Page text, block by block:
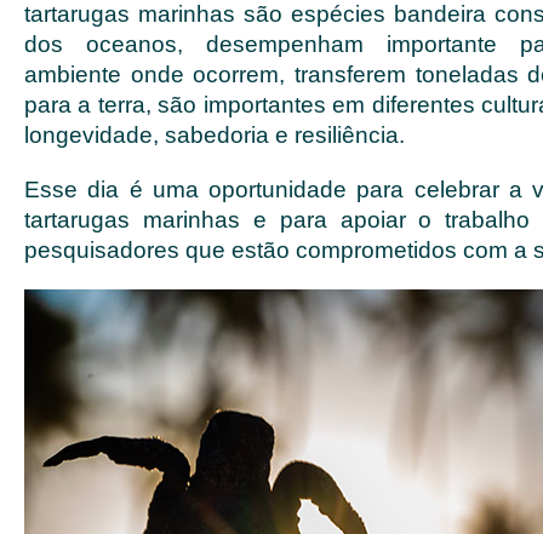
tartarugas marinhas são espécies bandeira
dos oceanos, desempenham importante
ambiente onde ocorrem, transferem toneladas
para a terra, são importantes em diferentes
longevidade, sabedoria e resiliência.
Esse dia é uma oportunidade para celebrar a
tartarugas marinhas e para apoiar o
pesquisadores que estão comprometidos com a